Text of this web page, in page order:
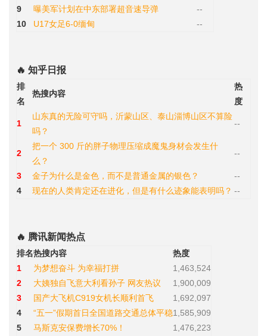
9
曝美军计划在中东部署超音速导弹
--
10
U17女足6-0缅甸 --
🔥 知乎日报
排
名
热搜内容
热
度
1
山东真的无险可守吗，沂蒙山区、泰山淄博山区不算险
吗？
--
2
把一个 300 斤的胖子物理压缩成魔鬼身材会发生什
么？
--
3 金子为什么是金色，而不是普通金属的银色？
--
4
现在的人类肯定还在进化，但是有什么迹象能表明吗？ --
🔥 腾讯新闻热点
排名热搜内容
热度
1
为梦想奋斗 为幸福打拼
1,463,524
2
大姨独自飞意大利看孙子 网友热议
1,900,009
3
国产大飞机C919女机长顺利首飞
1,692,097
4
“五一”假期首日全国道路交通总体平稳1,585,909
5
马斯克安保费增长70%！ 1,476,223